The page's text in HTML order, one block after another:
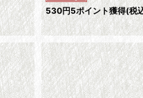
530円5ポイント獲得(税